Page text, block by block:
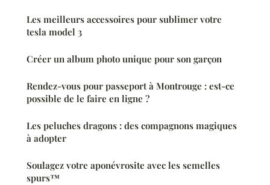
Les meilleurs accessoires pour sublimer votre
tesla model 3
Créer un album photo unique pour son garçon
Rendez-vous pour passeport à Montrouge : est-ce
possible de le faire en ligne ?
Les peluches dragons : des compagnons magiques
à adopter
Soulagez votre aponévrosite avec les semelles
spurs™